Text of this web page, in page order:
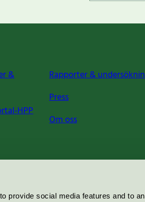
provide social media features and to
&
HPP
Rapporter &
Press
Om oss